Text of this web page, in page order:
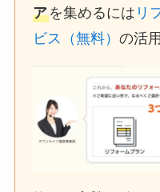
アを集めるには リ
ビス（無料）の活